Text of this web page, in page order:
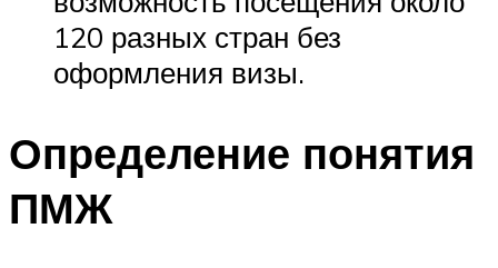
120 разных стран без
оформления визы.
Определение понятия
ПМЖ